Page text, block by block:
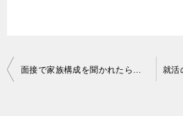
Post
面接で家族構成を聞かれたら？答え方や注意点を紹介【例文付き】